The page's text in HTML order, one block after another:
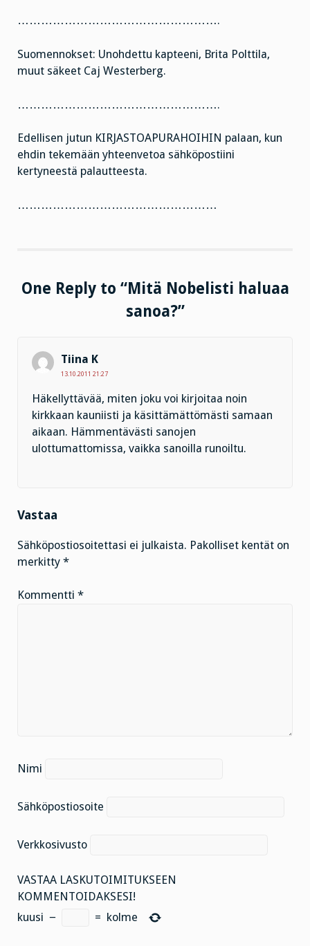
…………………………………………….
Suomennokset: Unohdettu kapteeni, Brita Polttila,
muut säkeet Caj Westerberg.
…………………………………………….
Edellisen jutun KIRJASTOAPURAHOIHIN palaan, kun
ehdin tekemään yhteenvetoa sähköpostiini
kertyneestä palautteesta.
……………………………………………
One Reply to “Mitä Nobelisti haluaa
sanoa?”
Tiina K
13.10.2011 21:27
Häkellyttävää, miten joku voi kirjoitaa noin
kirkkaan kauniisti ja käsittämättömästi samaan
aikaan. Hämmentävästi sanojen
ulottumattomissa, vaikka sanoilla runoiltu.
Vastaa
Sähköpostiosoitettasi ei julkaista. Pakolliset kentät on
merkitty *
Kommentti *
Nimi
Sähköpostiosoite
Verkkosivusto
VASTAA LASKUTOIMITUKSEEN
KOMMENTOIDAKSESI!
kuusi − = kolme